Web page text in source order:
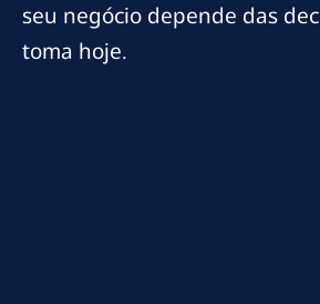
seu negócio depende das
toma hoje.